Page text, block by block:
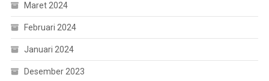
Maret 2024
Februari 2024
Januari 2024
Desember 2023